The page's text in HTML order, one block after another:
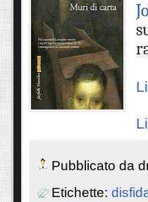
Pubblicato da
Etichette: